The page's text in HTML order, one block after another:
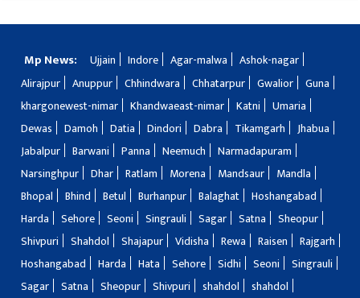
Mp News: Ujjain Indore Agar-malwa
Ashok-nagar
Alirajpur
Anuppur Chhindwara Chhatarpur Gwalior
Guna
khargonewest-nimar
Khandwaeast-nimar Katni
Umaria
Dewas
Damoh Datia Dindori Dabra Tikamgarh
Jhabua
Jabalpur
Barwani Panna Neemuch
Narmadapuram
Narsinghpur
Dhar Ratlam Morena Mandsaur
Mandla
Bhopal
Bhind Betul Burhanpur Balaghat
Hoshangabad
Harda
Sehore Seoni Singrauli Sagar Satna
Sheopur
Shivpuri
Shahdol Shajapur Vidisha Rewa Raisen
Rajgarh
Hoshangabad
Harda Hata Sehore Sidhi Seoni
Singrauli
Sagar
Satna Sheopur Shivpuri shahdol
shahdol